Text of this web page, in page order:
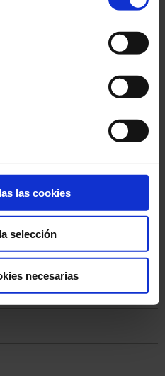
las cookies
selección
necesarias